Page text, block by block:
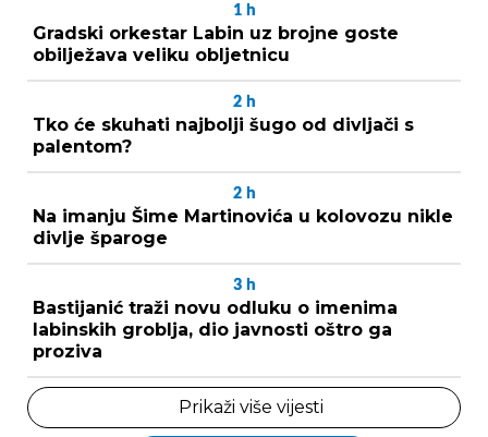
1 h
Gradski orkestar Labin uz brojne goste
obilježava veliku obljetnicu
2 h
Tko će skuhati najbolji šugo od divljači s
palentom?
2 h
Na imanju Šime Martinovića u kolovozu nikle
divlje šparoge
3 h
Bastijanić traži novu odluku o imenima
labinskih groblja, dio javnosti oštro ga
proziva
Prikaži više vijesti